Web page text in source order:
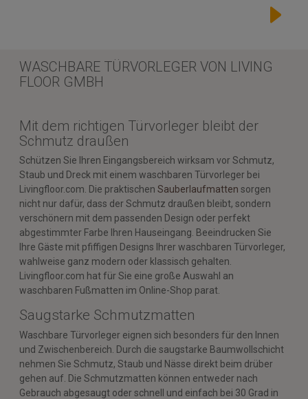
WASCHBARE TÜRVORLEGER VON LIVING
FLOOR GMBH
Mit dem richtigen Türvorleger bleibt der
Schmutz draußen
Schützen Sie Ihren Eingangsbereich wirksam vor Schmutz,
Staub und Dreck mit einem waschbaren Türvorleger bei
Livingfloor.com. Die praktischen Sauberlaufmatten sorgen
nicht nur dafür, dass der Schmutz draußen bleibt, sondern
verschönern mit dem passenden Design oder perfekt
abgestimmter Farbe Ihren Hauseingang. Beeindrucken Sie
Ihre Gäste mit pfiffigen Designs Ihrer waschbaren Türvorleger,
wahlweise ganz modern oder klassisch gehalten.
Livingfloor.com hat für Sie eine große Auswahl an
waschbaren Fußmatten im Online-Shop parat.
Saugstarke Schmutzmatten
Waschbare Türvorleger eignen sich besonders für den Innen
und Zwischenbereich. Durch die saugstarke Baumwollschicht
nehmen Sie Schmutz, Staub und Nässe direkt beim drüber
gehen auf. Die Schmutzmatten können entweder nach
Gebrauch abgesaugt oder schnell und einfach bei 30 Grad in